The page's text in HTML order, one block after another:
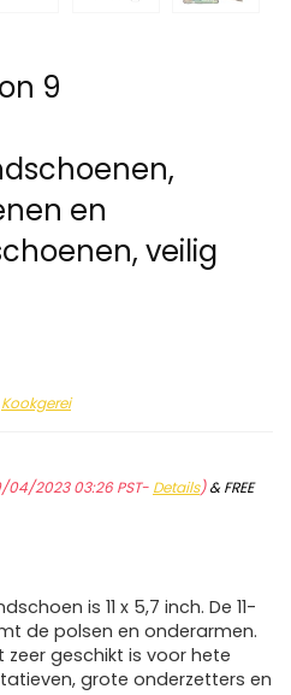
9
en
veilig
Kookgerei
2023 03:26 PST- Details)&FREE
is 11 x 5,7 inch. De 11-
de polsen en onderarmen.
zeer geschikt is voor hete
grote onderzetters en